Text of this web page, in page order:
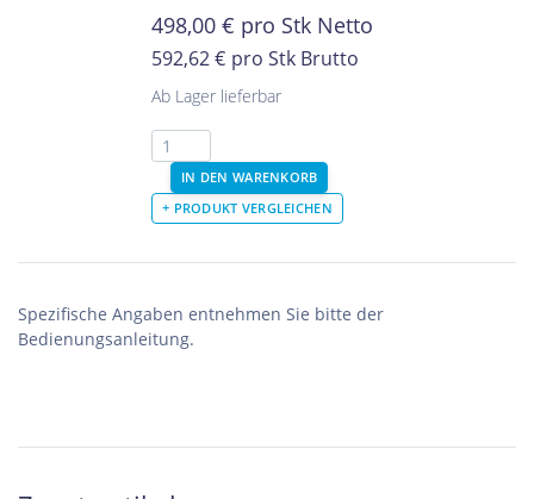
498,00 € pro Stk Netto
592,62 € pro Stk Brutto
Ab Lager lieferbar
Spezifische Angaben entnehmen Sie bitte der
Bedienungsanleitung.